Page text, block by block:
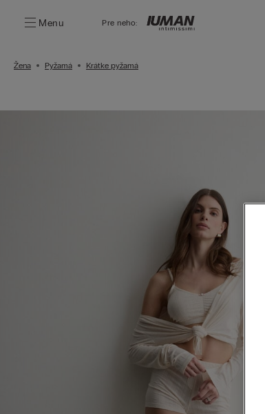
Menu Pre neho:
Žena Pyžamá Krátke pyžamá